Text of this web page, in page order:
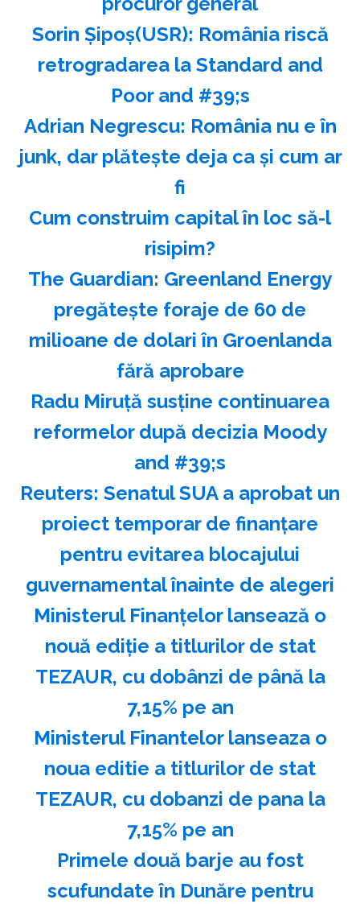
Sorin Şipoş(USR): România riscă
retrogradarea la Standard and
Poor and #39;s
Adrian Negrescu: România nu e în
junk, dar plăteşte deja ca şi cum ar
fi
Cum construim capital în loc să-l
risipim?
The Guardian: Greenland Energy
pregăteşte foraje de 60 de
milioane de dolari în Groenlanda
fără aprobare
Radu Miruţă susţine continuarea
reformelor după decizia Moody
and #39;s
Reuters: Senatul SUA a aprobat un
proiect temporar de finanţare
pentru evitarea blocajului
guvernamental înainte de alegeri
Ministerul Finanţelor lansează o
nouă ediţie a titlurilor de stat
TEZAUR, cu dobânzi de până la
7,15% pe an
Ministerul Finantelor lanseaza o
noua editie a titlurilor de stat
TEZAUR, cu dobanzi de pana la
7,15% pe an
Primele două barje au fost
scufundate în Dunăre pentru